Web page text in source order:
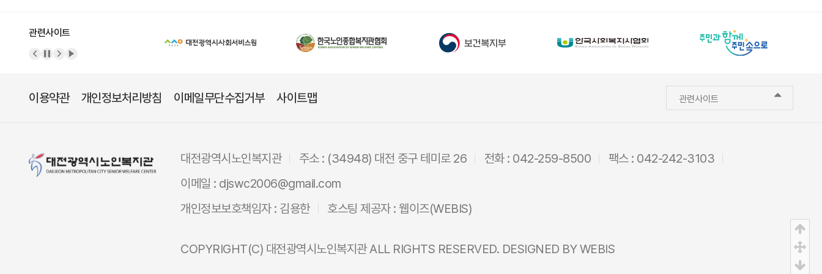
관련사이트
이전 배너
배너 정지
다음 배너
배너 재생
이용약관 개인정보처리방침 이메일무단수집거부 사이트맵 관련사이트
대전광역시노인복지관 주소 : (34948) 대전 중구 테미로 26 전화 : 042-259-8500
팩스 : 042-242-3103
이메일 : djswc2006@gmail.com
개인정보보호책임자 : 김용한
호스팅 제공자 :웹이즈(WEBIS)
COPYRIGHT(C) 대전광역시노인복지관ALL RIGHTS RESERVED. DESIGNED BYWEBIS
상
중
하